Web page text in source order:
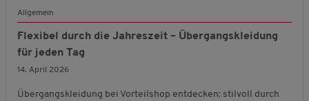
Allgemein
Flexibel durch die Jahreszeit – Übergangskleidung
für jeden Tag
14. April 2026
Übergangskleidung bei Vorteilshop entdecken: stilvoll durch